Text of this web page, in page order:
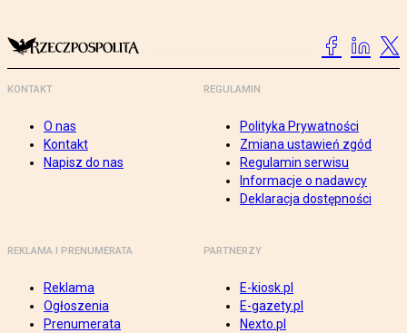
KONTAKT
O nas
Kontakt
Napisz do nas
REGULAMIN
Polityka Prywatności
Zmiana ustawień zgód
Regulamin serwisu
Informacje o nadawcy
Deklaracja dostępności
REKLAMA I PRENUMERATA
Reklama
Ogłoszenia
Prenumerata
PARTNERZY
E-kiosk.pl
E-gazety.pl
Nexto.pl